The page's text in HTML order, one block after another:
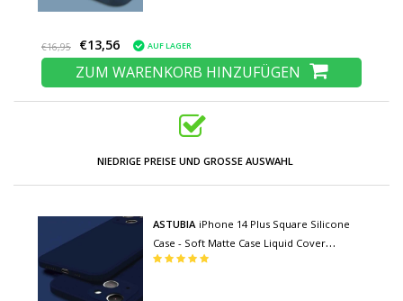
€16,95 €13,56 AUF LAGER
ZUM WARENKORB HINZUFÜGEN
NIEDRIGE PREISE UND GROSSE AUSWAHL
ASTUBIA iPhone 14 Plus Square Silicone
Case - Soft Matte Case Liquid Cover
Dunkelblau